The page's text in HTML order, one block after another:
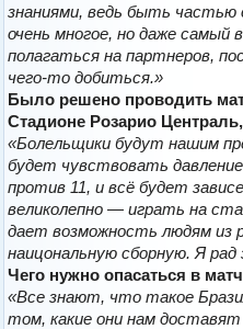
знаниями, ведь быть частью
очень многое, но даже самый
полагаться на партнеров,
чего-то добиться.»
Было решено проводить
Стадионе Розарио
«Болельщики будут нашим
будет чувствовать
против 11, и всё будет
великолепно — играть на
дает возможность людям из
наицональную сборную. Я рад
Чего нужно опасаться в
«Все знают, что такое
том, какие они нам